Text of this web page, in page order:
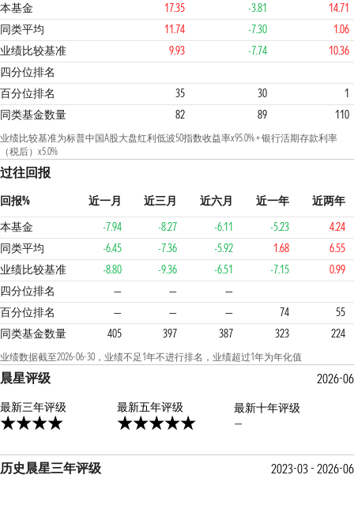
本基金
17.35 -3.81
14.71
同类平均
11.74 -7.30
1.06
业绩比较基准
9.93 -7.74
10.36
四分位排名
2 2 1 1
百分位排名 35 30
1
同类基金数量
82 89 110
业绩比较基准为标普中国A股大盘红利低波50指数收益率x95.0% + 银行活期存款利率
（税后）x5.0%
过往回报
回报% 近一月 近三月 近六月 近一年
近两年
本基金
-7.94 -8.27 -6.11 -5.23
4.24
同类平均
-6.45 -7.36 -5.92 1.68
6.55
业绩比较基准
-8.80 -9.36 -6.51 -7.15
0.99
四分位排名
— — —
3 3 2
百分位排名 — — — 74
55
同类基金数量
405 397 387 323 224
业绩数据截至2026-06-30，业绩不足1年不进行排名，业绩超过1年为年化值
晨星评级 2026-06
最新三年评级 最新五年评级
最新十年评级
—
历史晨星三年评级 2023-03 - 2026-06